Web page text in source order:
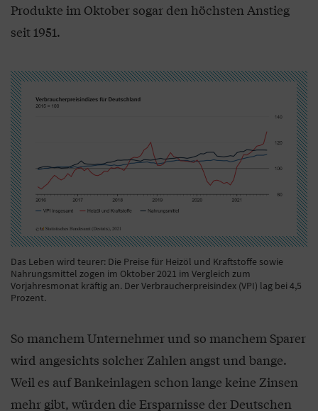
Produkte im Oktober sogar den höchsten Anstieg
seit 1951.
Das Leben wird teurer: Die Preise für Heizöl und Kraftstoffe sowie
Nahrungsmittel zogen im Oktober 2021 im Vergleich zum
Vorjahresmonat kräftig an. Der Verbraucherpreisindex (VPI) lag bei 4,5
Prozent.
So manchem Unternehmer und so manchem Sparer
wird angesichts solcher Zahlen angst und bange.
Weil es auf Bankeinlagen schon lange keine Zinsen
mehr gibt, würden die Ersparnisse der Deutschen